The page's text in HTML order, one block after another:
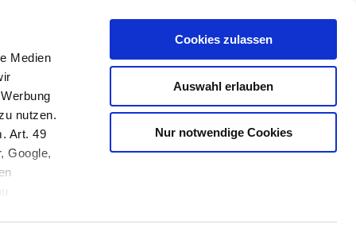
Medien
nutzen.
Art. 49
Google,
Cookies zulassen
Auswahl erlauben
Nur notwendige Cookies